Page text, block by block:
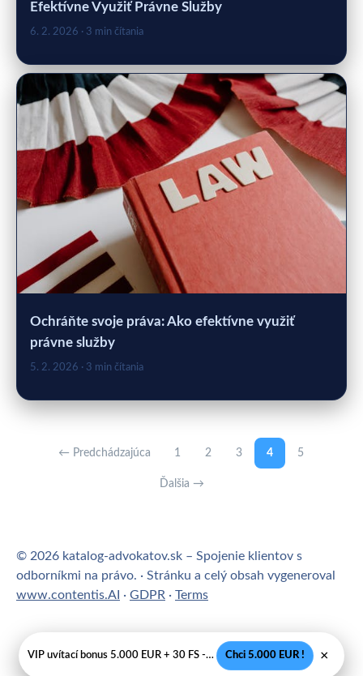
Efektívne Využiť Právne Služby
6. 2. 2026 · 3 min čítania
Ochráňte svoje práva: Ako efektívne využiť
právne služby
5. 2. 2026 · 3 min čítania
← Predchádzajúca 1 2 3 4 5
Ďalšia →
© 2026 katalog-advokatov.sk – Spojenie klientov s
odborníkmi na právo. · Stránku a celý obsah vygeneroval
www.contentis.AI · GDPR · Terms
VIP uvítací bonus 5.000 EUR + 30 FS - Legálne SK casino Chci 5.000 EUR ! ×